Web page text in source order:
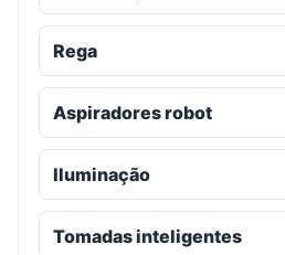
Rega
Aspiradores robot
Iluminação
Tomadas inteligentes